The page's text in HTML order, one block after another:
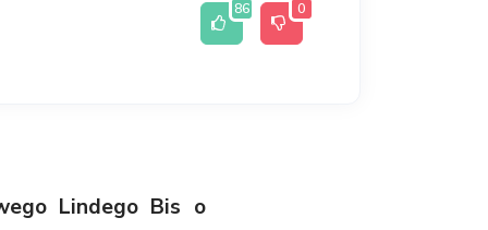
86 0
Lindego Bis o